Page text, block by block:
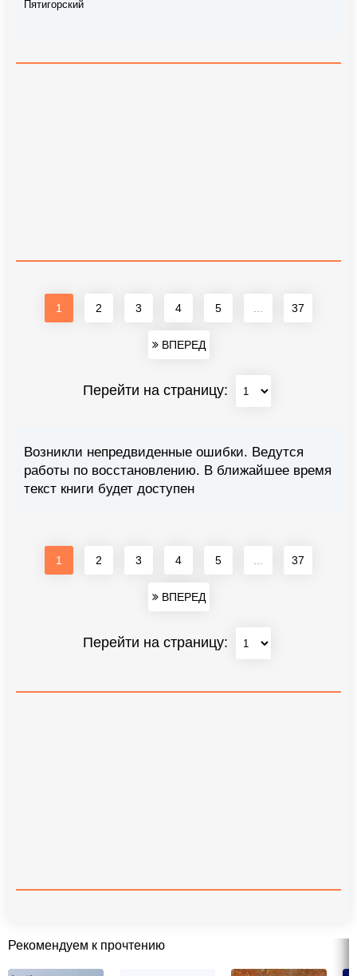
Пятигорский
1 2 3 4 5 37
ВПЕРЕД
Перейти на страницу:
Возникли непредвиденные ошибки. Ведутся
работы по восстановлению. В ближайшее время
текст книги будет доступен
1 2 3 4 5 37
ВПЕРЕД
Перейти на страницу:
Рекомендуем к прочтению